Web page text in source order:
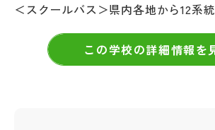
＜スクールバス＞県内各地から12系統
この学校の詳細情報を